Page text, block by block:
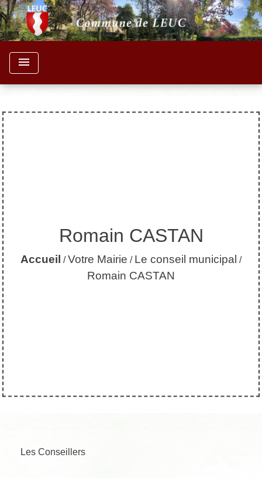
menu
Romain CASTAN
Accueil /Votre Mairie / Le conseil municipal /
Romain CASTAN
Les Conseillers